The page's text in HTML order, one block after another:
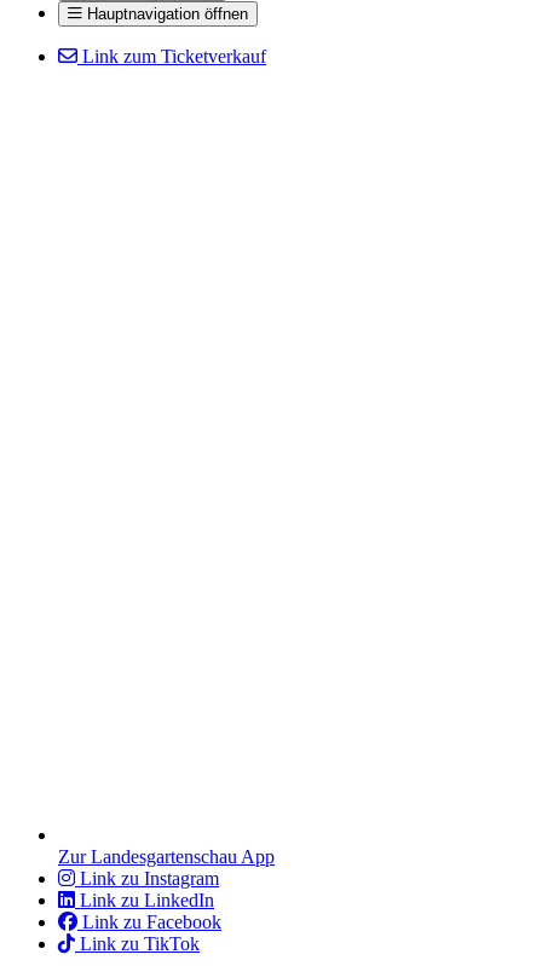
Hauptnavigation öffnen
Link zum Ticketverkauf
Zur Landesgartenschau App
Link zu Instagram
Link zu LinkedIn
Link zu Facebook
Link zu TikTok